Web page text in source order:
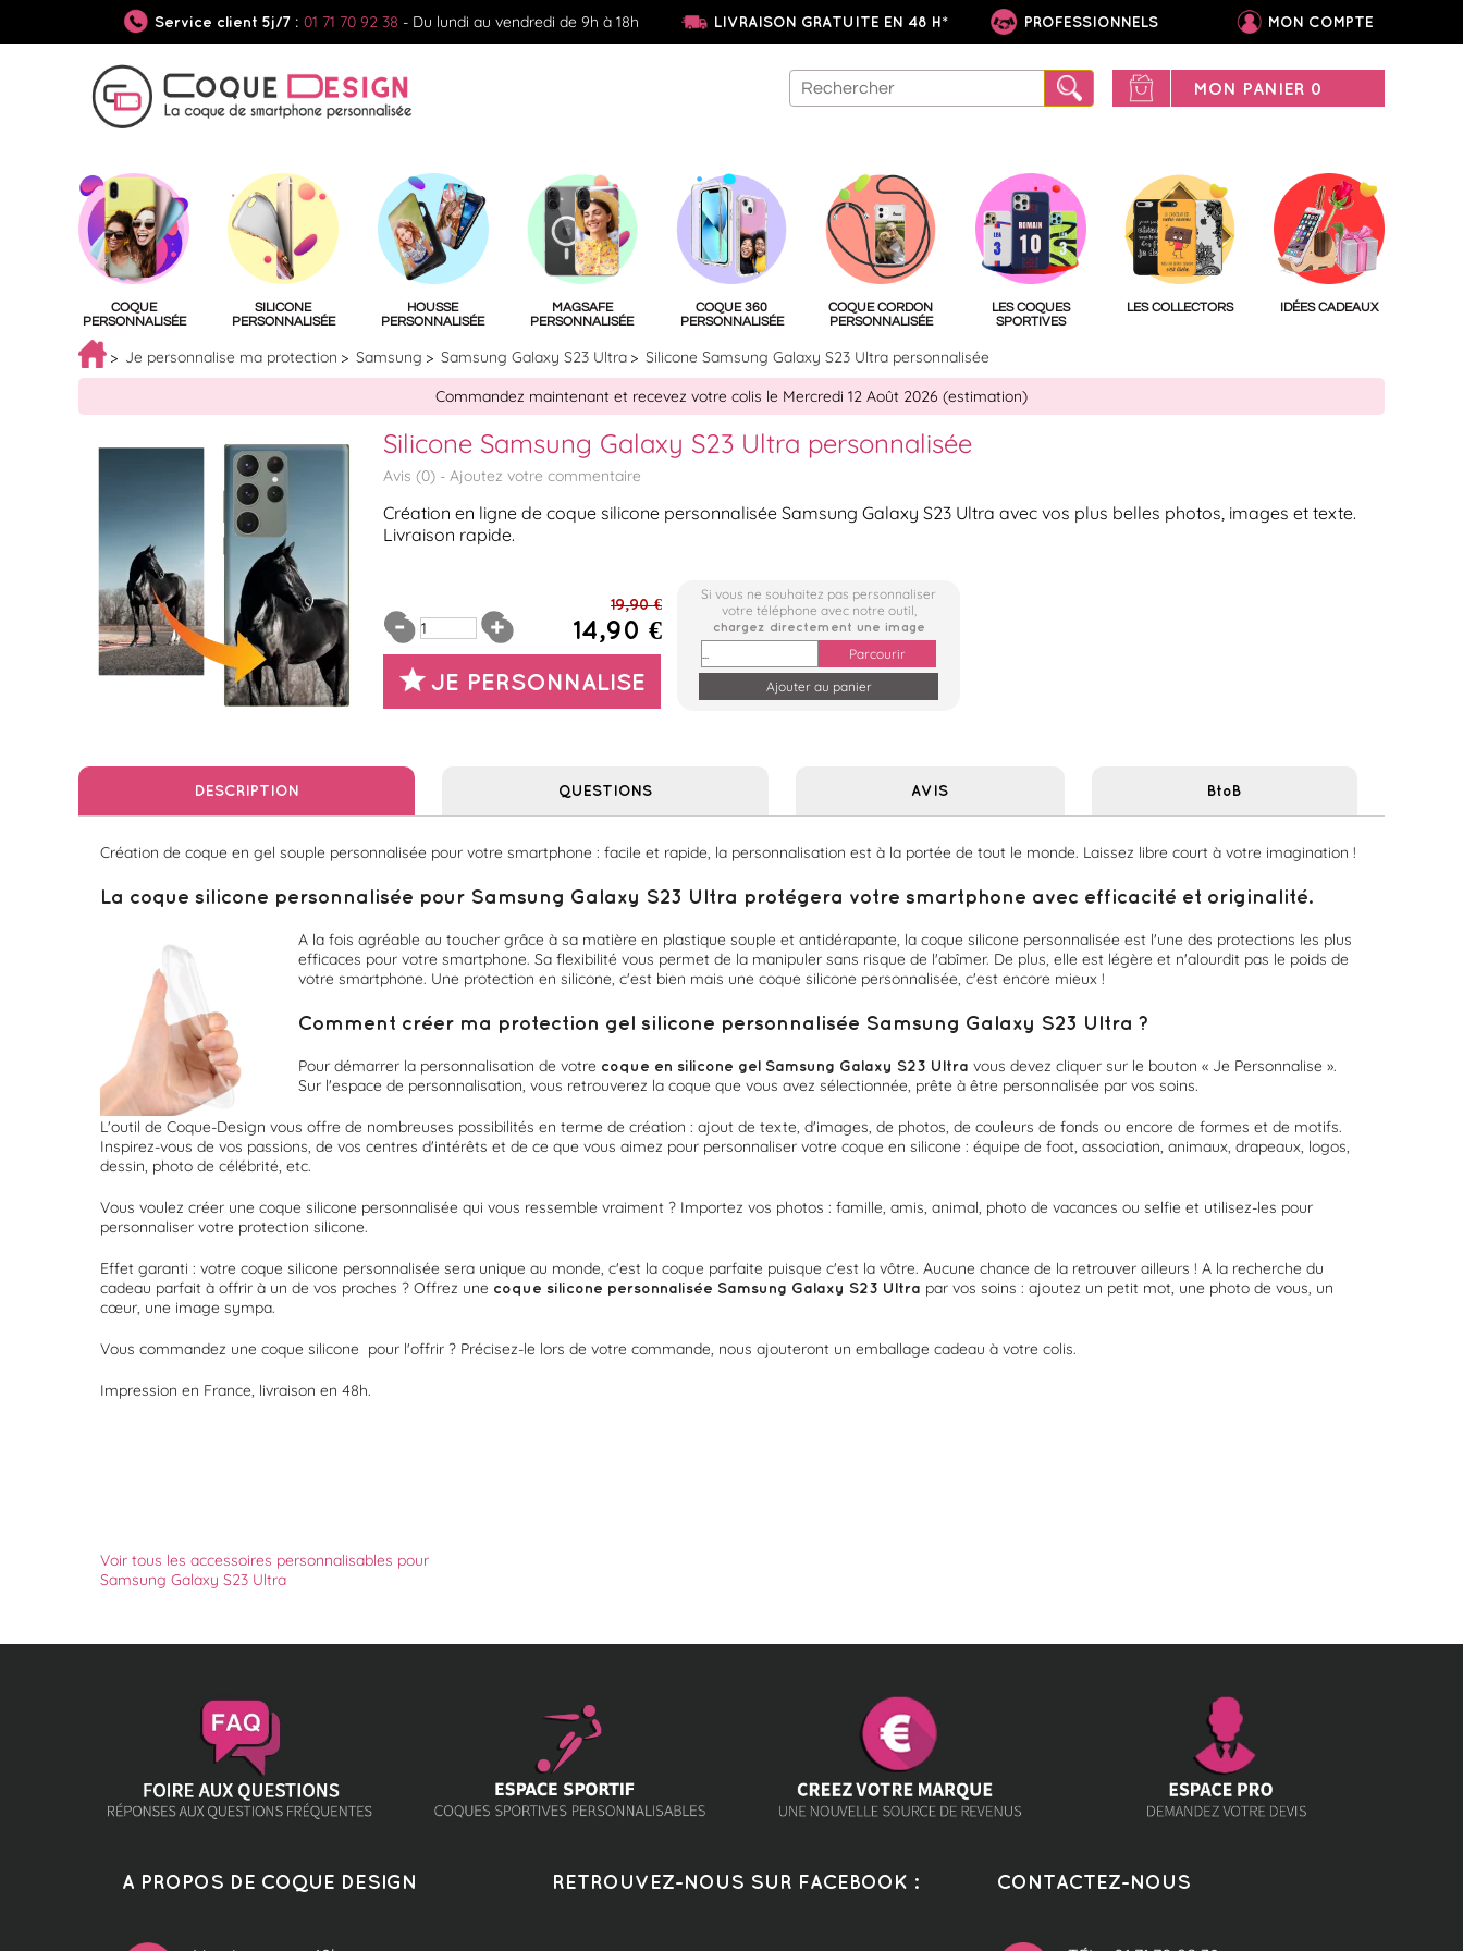
Service client 5j/7 : 01 71 70 92 38 - Du lundi au vendredi de 9h à 18h LIVRAISON GRATUITE EN 48 H* PROFESSIONNELS MON COMPTE
MON PANIER 0
COQUE
PERSONNALISÉE
SILICONE
PERSONNALISÉE
HOUSSE
PERSONNALISÉE
MAGSAFE
PERSONNALISÉE
COQUE 360
PERSONNALISÉE
COQUE CORDON
PERSONNALISÉE
LES COQUES
SPORTIVES
LES COLLECTORS IDÉES CADEAUX
Je personnalise ma protection Samsung Samsung Galaxy S23 Ultra
Silicone Samsung Galaxy S23 Ultra personnalisée
Commandez maintenant et recevez votre colis le Mercredi 12 Août 2026 (estimation)
Silicone Samsung Galaxy S23 Ultra personnalisée
Avis (0) - Ajoutez votre commentaire
Création en ligne de coque silicone personnalisée Samsung Galaxy S23 Ultra avec vos plus belles photos, images et texte.
Livraison rapide.
19,90 €
14,90 €
JE PERSONNALISE
Si vous ne souhaitez pas personnaliser
votre téléphone avec notre outil,
chargez directement une image
Parcourir
DESCRIPTION QUESTIONS AVIS BtoB
Création de coque en gel souple personnalisée pour votre smartphone : facile et rapide, la personnalisation est à la portée de tout le monde. Laissez libre court à votre imagination !
La coque silicone personnalisée pour Samsung Galaxy S23 Ultra protégera votre smartphone avec efficacité et originalité.
A la fois agréable au toucher grâce à sa matière en plastique souple et antidérapante, la coque silicone personnalisée est l'une des protections les plus
efficaces pour votre smartphone. Sa flexibilité vous permet de la manipuler sans risque de l'abîmer. De plus, elle est légère et n'alourdit pas le poids de
votre smartphone. Une protection en silicone, c'est bien mais une coque silicone personnalisée, c'est encore mieux !
Comment créer ma protection gel silicone personnalisée Samsung Galaxy S23 Ultra ?
Pour démarrer la personnalisation de votre coque en silicone gel Samsung Galaxy S23 Ultra vous devez cliquer sur le bouton « Je Personnalise ».
Sur l'espace de personnalisation, vous retrouverez la coque que vous avez sélectionnée, prête à être personnalisée par vos soins.
L'outil de Coque-Design vous offre de nombreuses possibilités en terme de création : ajout de texte, d'images, de photos, de couleurs de fonds ou encore de formes et de motifs.
Inspirez-vous de vos passions, de vos centres d'intérêts et de ce que vous aimez pour personnaliser votre coque en silicone : équipe de foot, association, animaux, drapeaux, logos,
dessin, photo de célébrité, etc.
Vous voulez créer une coque silicone personnalisée qui vous ressemble vraiment ? Importez vos photos : famille, amis, animal, photo de vacances ou selfie et utilisez-les pour
personnaliser votre protection silicone.
Effet garanti : votre coque silicone personnalisée sera unique au monde, c'est la coque parfaite puisque c'est la vôtre. Aucune chance de la retrouver ailleurs ! A la recherche du
cadeau parfait à offrir à un de vos proches ? Offrez une coque silicone personnalisée Samsung Galaxy S23 Ultra par vos soins : ajoutez un petit mot, une photo de vous, un
cœur, une image sympa.
Vous commandez une coque silicone pour l'offrir ? Précisez-le lors de votre commande, nous ajouteront un emballage cadeau à votre colis.
Impression en France, livraison en 48h.
Voir tous les accessoires personnalisables pour
Samsung Galaxy S23 Ultra
A PROPOS DE COQUE DESIGN RETROUVEZ-NOUS SUR FACEBOOK : CONTACTEZ-NOUS